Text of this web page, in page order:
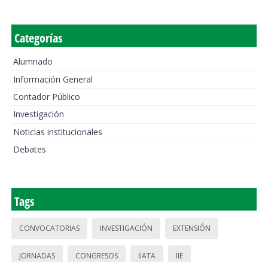
Categorías
Alumnado
Información General
Contador Público
Investigación
Noticias institucionales
Debates
Tags
CONVOCATORIAS INVESTIGACIÓN EXTENSIÓN
JORNADAS CONGRESOS IIATA IIE